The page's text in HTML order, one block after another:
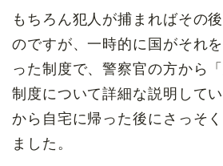
もちろん犯人が捕まればその
のですが、一時的に国がそれ
った制度で、警察官の方から
制度について詳細な説明して
から自宅に帰った後にさっそ
ました。